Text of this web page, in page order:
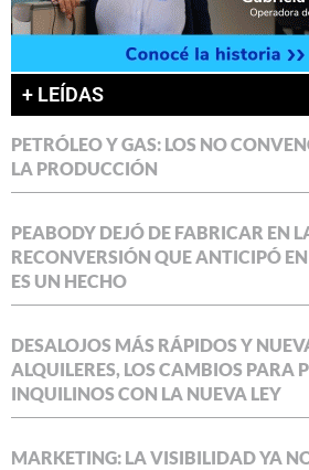
+ LEÍDAS
PETRÓLEO Y GAS: LOS NO
LA PRODUCCIÓN
PEABODY DEJÓ DE FABRICAR EN
RECONVERSIÓN QUE ANTICIPÓ
ES UN HECHO
DESALOJOS MÁS RÁPIDOS Y
ALQUILERES, LOS CAMBIOS PARA
INQUILINOS CON LA NUEVA LEY
MARKETING: LA VISIBILIDAD YA